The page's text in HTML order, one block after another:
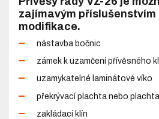
zajímavým příslušenstvím
modifikace.
nástavba bočnic
zámek k uzamčení přívěsného
uzamykatelné laminátové víko
překrývací plachta nebo
zakládací klín